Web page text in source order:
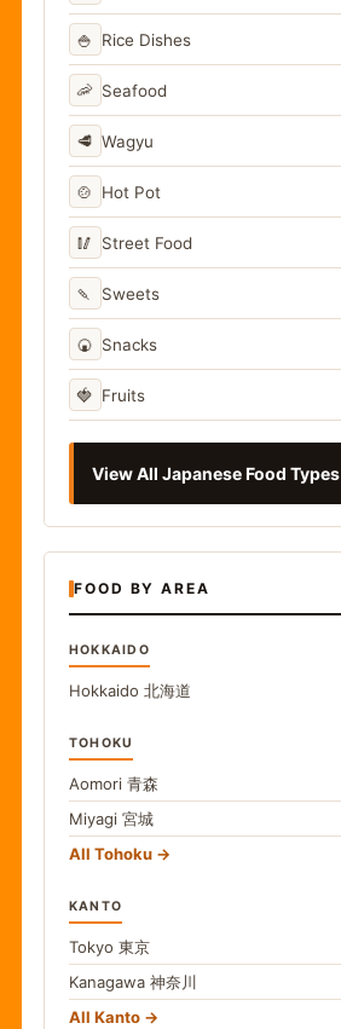
🍚 Rice Dishes
🦐 Seafood
🥩 Wagyu
🍲 Hot Pot
🥢 Street Food
🍡 Sweets
🍘 Snacks
🍓 Fruits
View All Japanese Food Types
FOOD BY AREA
HOKKAIDO
Hokkaido 北海道
TOHOKU
Aomori 青森
Miyagi 宮城
All Tohoku
KANTO
Tokyo 東京
Kanagawa 神奈川
All Kanto